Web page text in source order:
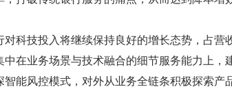
对科技投入将继续保持良好的增长态势，占营
中在业务场景与技术融合的细节服务能力上，
智能风控模式，对外从业务全链条积极探索